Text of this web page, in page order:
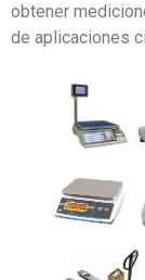
obtener
de aplicaciones